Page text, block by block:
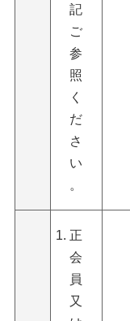
記
ご
参
照
く
だ
さ
い
。
正
会
員
又